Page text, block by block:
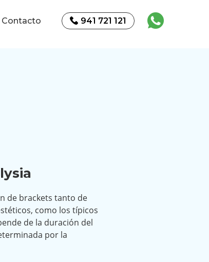
Contacto 941 721 121
de brackets tanto de
como los típicos
de la duración del
por la